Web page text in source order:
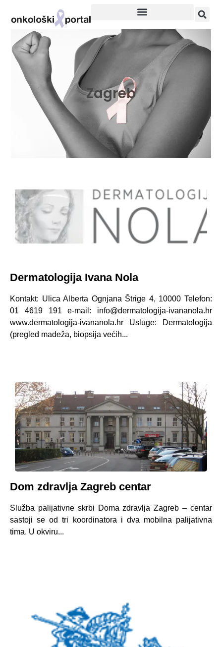
Zagreb
Dermatologija Ivana Nola
Kontakt: Ulica Alberta Ognjana Štrige 4, 10000 Telefon:
01 4619 191 e-mail: info@dermatologija-ivananola.hr
www.dermatologija-ivananola.hr Usluge: Dermatologija
(pregled madeža, biopsija većih...
Dom zdravlja Zagreb centar
Služba palijativne skrbi Doma zdravlja Zagreb – centar
sastoji se od tri koordinatora i dva mobilna palijativna
tima. U okviru...